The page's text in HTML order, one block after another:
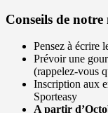
Conseils de notre
Pensez à écrire
Prévoir une
(rappelez-vous
Inscription aux
Sporteasy
A partir